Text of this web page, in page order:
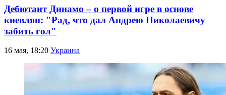
Дебютант Динамо – о первой игре в основе
киевлян: "Рад, что дал Андрею Николаевичу
забить гол"
16 мая, 18:20 Украина